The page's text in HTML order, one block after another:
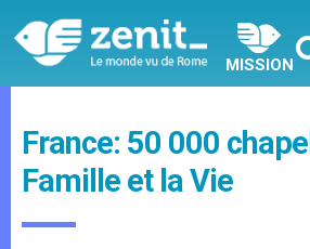
MISSION
France: 50 000
Famille et la Vie